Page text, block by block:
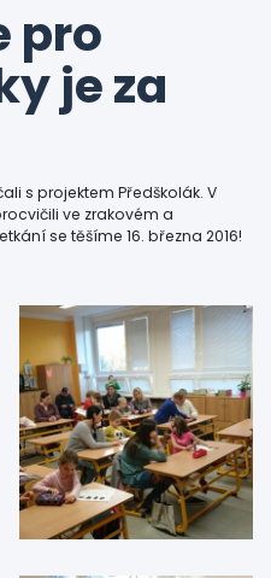
pro
je za
s projektem Předškolák. V
ve zrakovém a
se těšíme 16. března 2016!